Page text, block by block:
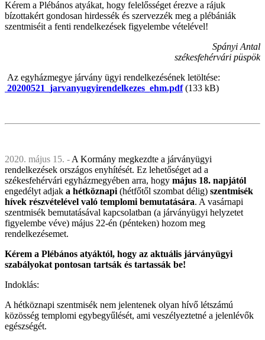
Kérem a Plébános atyákat, hogy felelősséget érezve a rájuk
bízottakért gondosan hirdessék és szervezzék meg a plébániák
szentmiséit a fenti rendelkezések figyelembe vételével!
Spányi Antal
székesfehérvári püspök
Az egyházmegye járvány ügyi rendelkezésének letöltése:
20200521_jarvanyugyirendelkezes_ehm.pdf(133 kB)
2020. május 15. - A Kormány megkezdte a járványügyi
rendelkezések országos enyhítését. Ez lehetőséget ad a
székesfehérvári egyházmegyében arra, hogy május 18. napjától
engedélyt adjak a hétköznapi (hétfőtől szombat délig) szentmisék
hívek részvételével való templomi bemutatására. A vasárnapi
szentmisék bemutatásával kapcsolatban (a járványügyi helyzetet
figyelembe véve) május 22-én (pénteken) hozom meg
rendelkezésemet.
Kérem a Plébános atyáktól, hogy az aktuális járványügyi
szabályokat pontosan tartsák és tartassák be!
Indoklás:
A hétköznapi szentmisék nem jelentenek olyan hívő létszámú
közösség templomi egybegyűlését, ami veszélyeztetné a jelenlévők
egészségét.